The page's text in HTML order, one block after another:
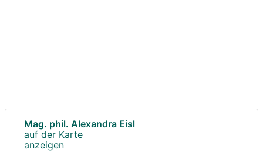
Mag. phil. Alexandra Eisl
auf der Karte
anzeigen